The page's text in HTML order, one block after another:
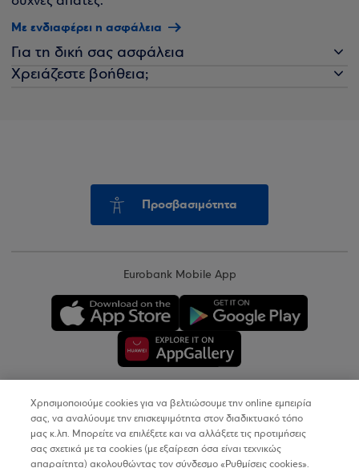
Με ενδιαφέρει η ασφάλεια
Για τη δική σας ασφάλεια
Χρειάζεστε βοήθεια;
Προσβασιμότητα
Eurobank Mobile App
Copyright © 2026
Όροι Χρήσης
Χρησιμοποιούμε cookies για να βελτιώσουμε την online εμπειρία
σας, να αναλύουμε την επισκεψιμότητα στον διαδικτυακό τόπο
μας κ.λπ. Μπορείτε να επιλέξετε και να αλλάξετε τις προτιμήσεις
σας σχετικά με τα cookies (με εξαίρεση όσα είναι τεχνικώς
απαραίτητα) ακολουθώντας τον σύνδεσμο «Ρυθμίσεις cookies».